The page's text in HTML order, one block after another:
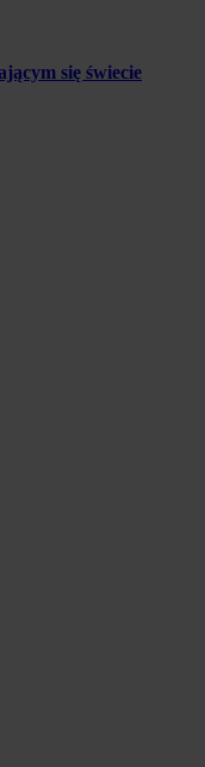
się świecie